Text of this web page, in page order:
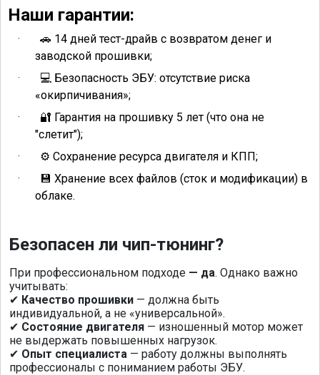
Наши гарантии:
· 🚗 14 дней тест-драйв с возвратом денег и
заводской прошивки;
·
💻 Безопасность ЭБУ: отсутствие риска
«окирпичивания»;
·
🔐 Гарантия на прошивку 5 лет (что она не
"слетит");
·
⚙ ️ Сохранение ресурса двигателя и КПП;
·
💾 Хранение всех файлов (сток и модификации) в
облаке.
Безопасен ли чип-тюнинг?
При профессиональном подходе — да. Однако важно
учитывать:
✔ Качество прошивки — должна быть
индивидуальной, а не «универсальной».
✔ Состояние двигателя — изношенный мотор может
не выдержать повышенных нагрузок.
✔ Опыт специалиста — работу должны выполнять
профессионалы с пониманием работы ЭБУ.